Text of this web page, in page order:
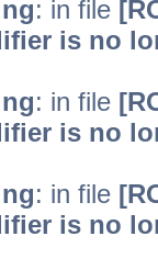
: in file
is no
: in file
is no
: in file
is no